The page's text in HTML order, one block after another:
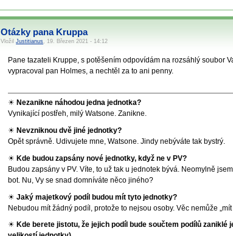
Otázky pana Kruppa
VložilJustitianus, 19. Březen 2021 - 14:12
Pane tazateli Kruppe, s potěšením odpovídám na rozsáhlý soubor
vypracoval pan Holmes, a nechtěl za to ani penny.
☀ Nezanikne náhodou jedna jednotka?
Vynikající postřeh, milý Watsone. Zanikne.
☀ Nevzniknou dvě jiné jednotky?
Opět správně. Udivujete mne, Watsone. Jindy nebýváte tak bystrý.
☀Kde budou zapsány nové jednotky, když ne v PV?
Budou zapsány v PV. Víte, to už tak u jednotek bývá. Neomylně
bot. Nu, Vy se snad domníváte něco jiného?
☀Jaký majetkový podíl budou mít tyto jednotky?
Nebudou mít žádný podíl, protože to nejsou osoby. Věc nemůže „mít
☀ Kde berete jistotu, že jejich podíl bude součtem podílů